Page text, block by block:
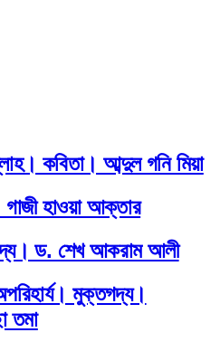
কবিতা। আব্দুল গনি মিয়া
হাওয়া আক্তার
ড. শেখ আকরাম আলী
মুক্তগদ্য।
তমা